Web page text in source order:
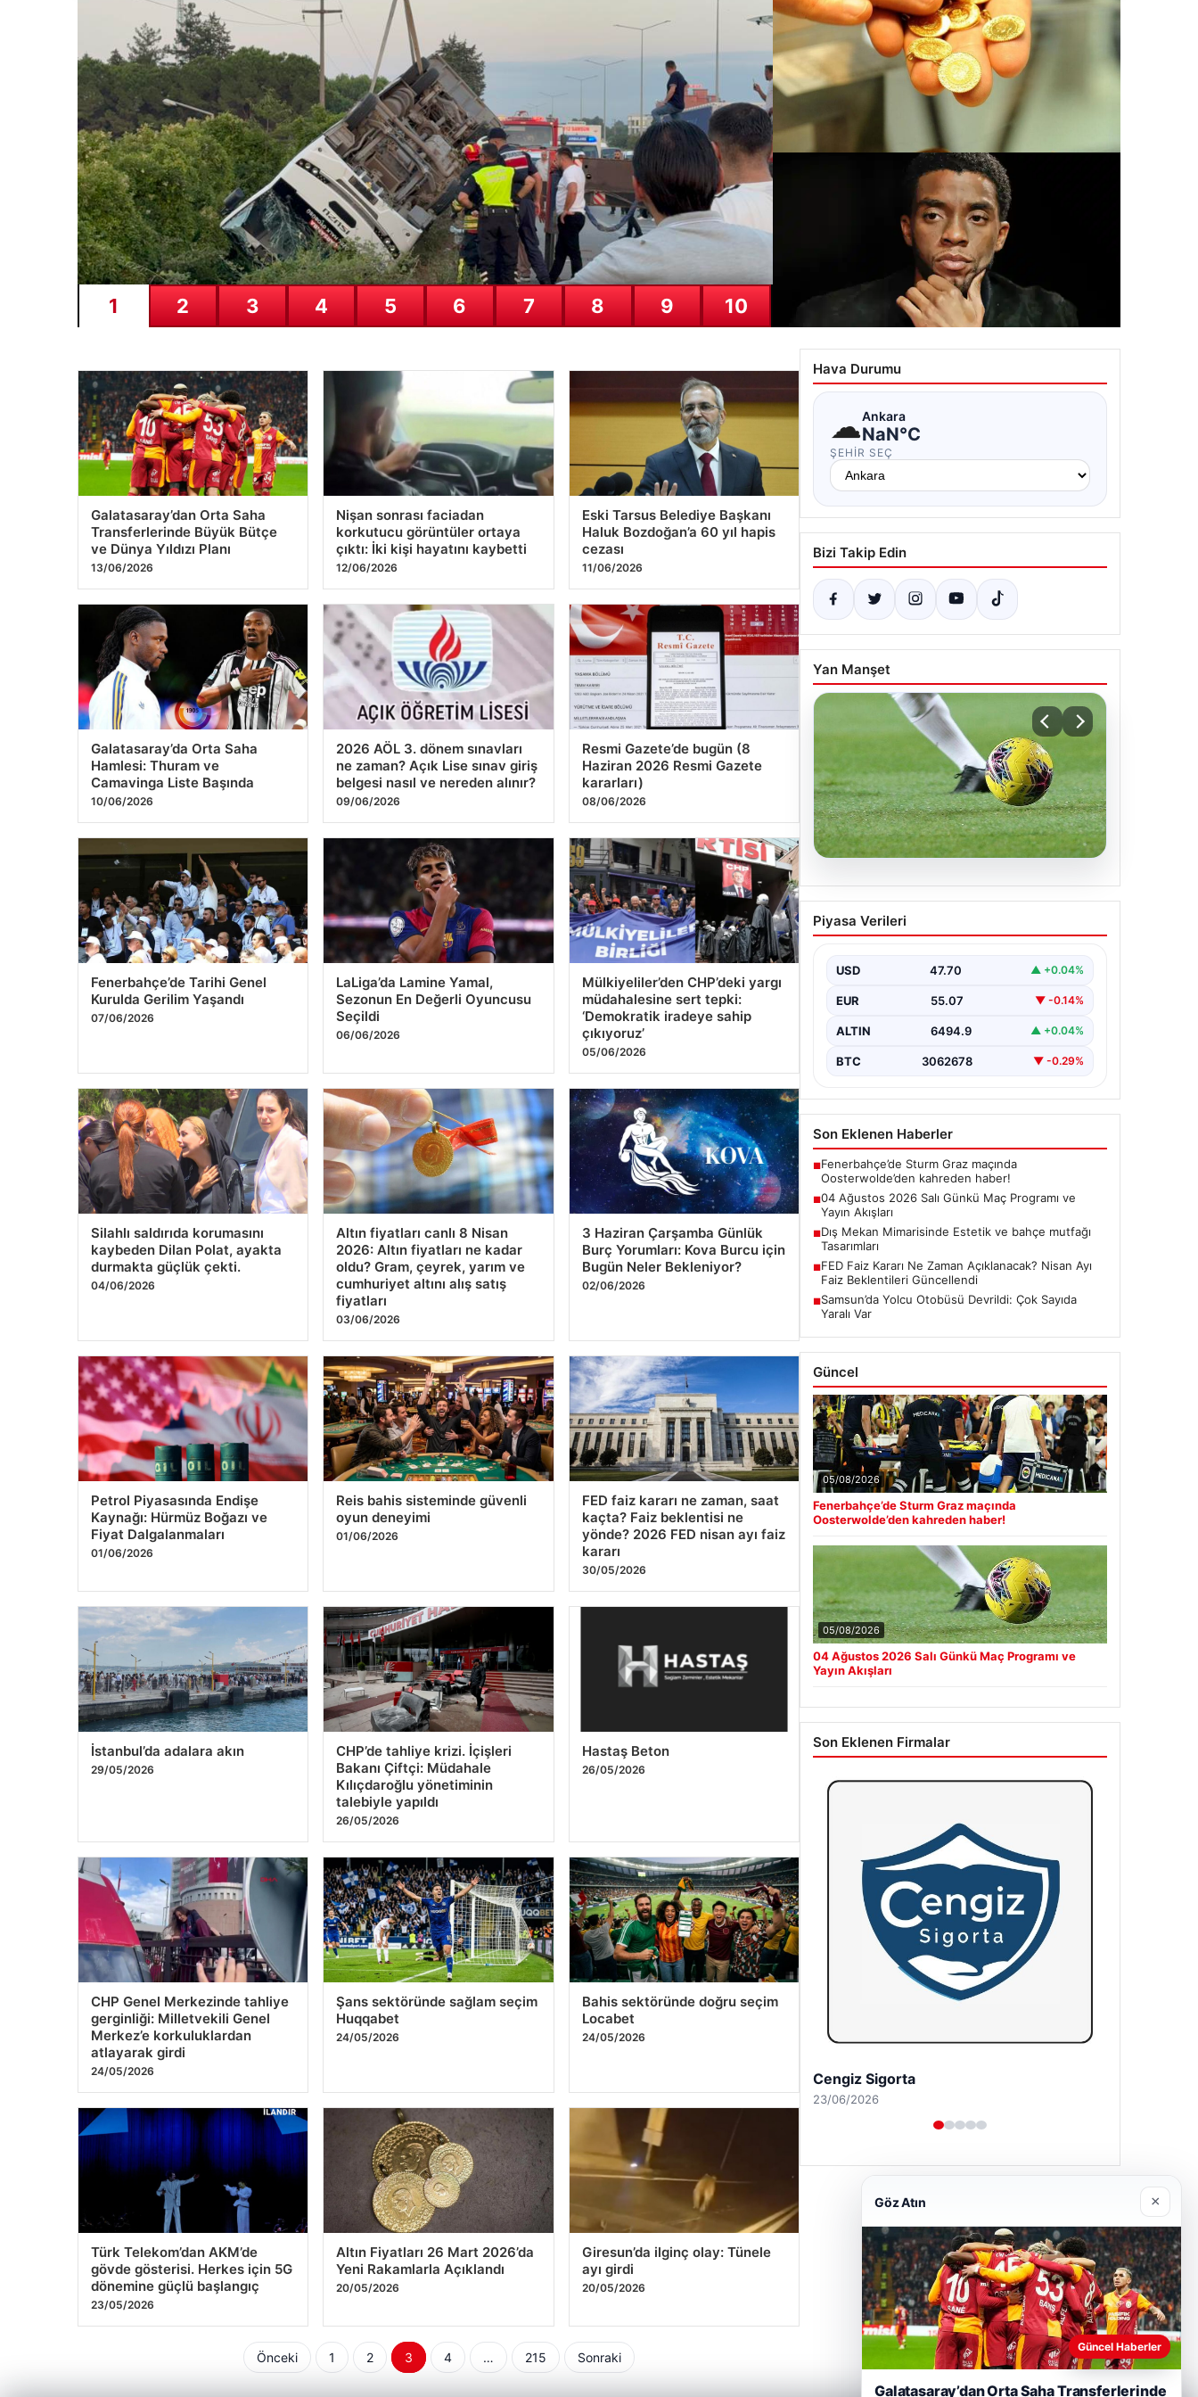
05.08.2026
04 Ağustos 2026 Salı Günkü Maç Programı ve Yayın Akışları
04 Ağustos 2026 Salı günü, futbol tutkunları için oldukça hareketli ve heyecan verici bir gün olacak. Gün boyunca…
1 2 3 4 5 6 7 8 9 10
Altın fiyatları canlı 2 Nisan 2026: Altın fiyatları ne
kadar oldu? Gram, çeyrek, yarım ve cumhuriyet altını
Chadwick Boseman’ın ölümünden altı yıl sonra miras
kavgası: Aile eşine dava açtı
23.07.2026 13:12
Galatasaray’dan Orta Saha
Transferlerinde Büyük Bütçe
ve Dünya Yıldızı Planı
13/06/2026
Nişan sonrası faciadan
korkutucu görüntüler ortaya
çıktı: İki kişi hayatını kaybetti
12/06/2026
Eski Tarsus Belediye Başkanı
Haluk Bozdoğan’a 60 yıl hapis
cezası
11/06/2026
Galatasaray’da Orta Saha
Hamlesi: Thuram ve
Camavinga Liste Başında
10/06/2026
2026 AÖL 3. dönem sınavları
ne zaman? Açık Lise sınav giriş
belgesi nasıl ve nereden alınır?
09/06/2026
Resmi Gazete’de bugün (8
Haziran 2026 Resmi Gazete
kararları)
08/06/2026
Fenerbahçe’de Tarihi Genel
Kurulda Gerilim Yaşandı
07/06/2026
LaLiga’da Lamine Yamal,
Sezonun En Değerli Oyuncusu
Seçildi
06/06/2026
Mülkiyeliler’den CHP’deki yargı
müdahalesine sert tepki:
‘Demokratik iradeye sahip
çıkıyoruz’
05/06/2026
Silahlı saldırıda korumasını
kaybeden Dilan Polat, ayakta
durmakta güçlük çekti.
04/06/2026
Altın fiyatları canlı 8 Nisan
2026: Altın fiyatları ne kadar
oldu? Gram, çeyrek, yarım ve
cumhuriyet altını alış satış
fiyatları
03/06/2026
3 Haziran Çarşamba Günlük
Burç Yorumları: Kova Burcu için
Bugün Neler Bekleniyor?
02/06/2026
Petrol Piyasasında Endişe
Kaynağı: Hürmüz Boğazı ve
Fiyat Dalgalanmaları
01/06/2026
Reis bahis sisteminde güvenli
oyun deneyimi
01/06/2026
FED faiz kararı ne zaman, saat
kaçta? Faiz beklentisi ne
yönde? 2026 FED nisan ayı faiz
kararı
30/05/2026
İstanbul’da adalara akın
29/05/2026
CHP’de tahliye krizi. İçişleri
Bakanı Çiftçi: Müdahale
Kılıçdaroğlu yönetiminin
talebiyle yapıldı
26/05/2026
Hastaş Beton
26/05/2026
CHP Genel Merkezinde tahliye
gerginliği: Milletvekili Genel
Merkez’e korkuluklardan
atlayarak girdi
24/05/2026
Şans sektöründe sağlam seçim
Huqqabet
24/05/2026
Bahis sektöründe doğru seçim
Locabet
24/05/2026
Türk Telekom’dan AKM’de
gövde gösterisi. Herkes için 5G
dönemine güçlü başlangıç
23/05/2026
Altın Fiyatları 26 Mart 2026’da
Yeni Rakamlarla Açıklandı
20/05/2026
Giresun’da ilginç olay: Tünele
ayı girdi
20/05/2026
Yazı
sayfalaması
Önceki 1 2 3 4 … 215 Sonraki
Hava Durumu
☁Ankara
NaN°C
ŞEHIR SEÇ
Bizi Takip Edin
Yan Manşet
04 Ağustos 2026 Salı Günkü
Maç Programı ve Yayın Akışları
için oldukça hareketli ve heyecan verici bir…
Piyasa Verileri
USD 47.70 ▲ +0.04%
EUR 55.07 ▼ -0.14%
ALTIN 6494.9 ▲ +0.04%
BTC 3062678 ▼ -0.29%
Son Eklenen Haberler
■Fenerbahçe’de Sturm Graz maçında
Oosterwolde’den kahreden haber!
■04 Ağustos 2026 Salı Günkü Maç Programı ve
Yayın Akışları
■Dış Mekan Mimarisinde Estetik ve bahçe mutfağı
Tasarımları
■FED Faiz Kararı Ne Zaman Açıklanacak? Nisan Ayı
Faiz Beklentileri Güncellendi
■Samsun’da Yolcu Otobüsü Devrildi: Çok Sayıda
Yaralı Var
Güncel
05/08/2026
Fenerbahçe’de Sturm Graz maçında
Oosterwolde’den kahreden haber!
05/08/2026
04 Ağustos 2026 Salı Günkü Maç Programı ve
Yayın Akışları
Son Eklenen Firmalar
Hastaş Beton
26/05/2026
Göz Atın ×
Güncel Haberler
Galatasaray’dan Orta Saha Transferlerinde